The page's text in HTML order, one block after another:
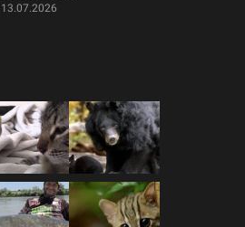
13.07.2026